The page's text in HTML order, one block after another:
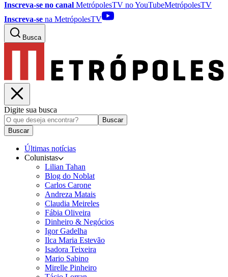
Inscreva-se no canal MetrópolesTV noYouTubeMetrópolesTV
Inscreva-se na MetrópolesTV
Busca
Digite sua busca
Buscar
Buscar
Últimas notícias
Colunistas
Lilian Tahan
Blog do Noblat
Carlos Carone
Andreza Matais
Claudia Meireles
Fábia Oliveira
Dinheiro & Negócios
Igor Gadelha
Ilca Maria Estevão
Isadora Teixeira
Mario Sabino
Mirelle Pinheiro